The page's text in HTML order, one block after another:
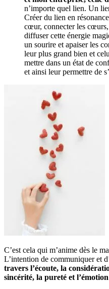
n’importe quel lien. Un
Créer du lien en
cœur, connecter les
diffuser cette énergie
un sourire et apaiser les
leur plus grand bien et
mettre dans un état de
et ainsi leur permettre de
C’est cela qui m’anime dès le
L’intention de communiquer et
travers l’écoute, la
sincérité, la pureté et